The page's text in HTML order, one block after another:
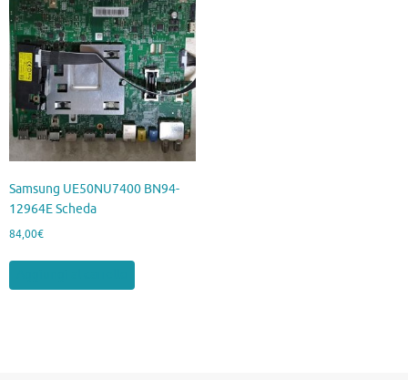
Samsung UE50NU7400 BN94-
12964E Scheda
84,00€